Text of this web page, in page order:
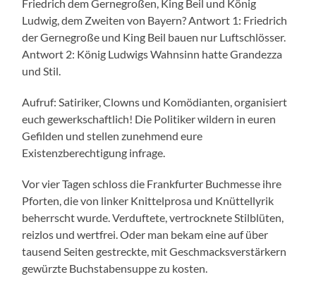
Friedrich dem Gernegroßen, King Beil und König
Ludwig, dem Zweiten von Bayern? Antwort 1: Friedrich
der Gernegroße und King Beil bauen nur Luftschlösser.
Antwort 2: König Ludwigs Wahnsinn hatte Grandezza
und Stil.
Aufruf: Satiriker, Clowns und Komödianten, organisiert
euch gewerkschaftlich! Die Politiker wildern in euren
Gefilden und stellen zunehmend eure
Existenzberechtigung infrage.
Vor vier Tagen schloss die Frankfurter Buchmesse ihre
Pforten, die von linker Knittelprosa und Knüttellyrik
beherrscht wurde. Verduftete, vertrocknete Stilblüten,
reizlos und wertfrei. Oder man bekam eine auf über
tausend Seiten gestreckte, mit Geschmacksverstärkern
gewürzte Buchstabensuppe zu kosten.